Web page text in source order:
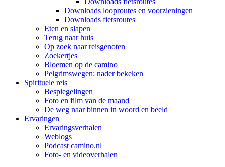
Downloads looproutes en voorzieningen
Downloads fietsroutes
Eten en slapen
Terug naar huis
Op zoek naar reisgenoten
Zoekertjes
Bloemen op de camino
Pelgrimswegen: nader bekeken
Spirituele reis
Bespiegelingen
Foto en film van de maand
De weg naar binnen in woord en beeld
Ervaringen
Ervaringsverhalen
Weblogs
Podcast camino.nl
Foto- en videoverhalen